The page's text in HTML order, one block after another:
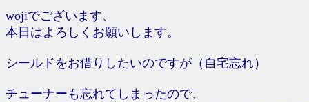
wojiでございます、
本日はよろしくお願いします。
シールドをお借りしたいのですが（自宅忘れ）
チューナーも忘れてしまったので、